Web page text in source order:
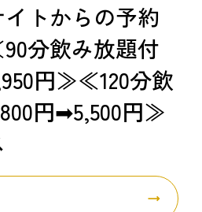
イトからの予約
分飲み放題付
円≫≪120分飲
円➡5,500円≫